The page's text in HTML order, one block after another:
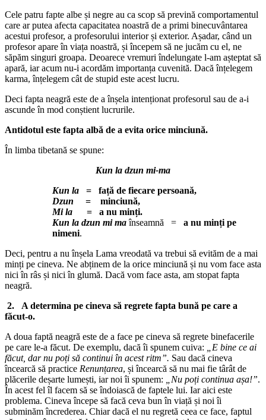
Cele patru fapte albe și negre au ca scop să prevină comportamentul
care ar putea afecta capacitatea noastră de a primi binecuvântarea
acestui profesor, a profesorului interior și exterior. Așadar, când un
profesor apare în viața noastră, și începem să ne jucăm cu el, ne
săpăm singuri groapa. Deoarece vremuri îndelungate l-am așteptat să
apară, iar acum nu-i acordăm importanța cuvenită. Dacă înțelegem
karma, înțelegem cât de stupid este acest lucru.
Deci fapta neagră este de a înșela intenționat profesorul sau de a-i
ascunde în mod conștient lucrurile.
Antidotul este fapta albă de a evita orice minciună.
În limba tibetană se spune:
Kun la dzun mi-ma
Kun la
= față de fiecare persoană,
Dzun = minciună,
Mi la = a nu minți.
Kun la dzun mi maînseamnă = a nu minți pe
nimeni.
Deci, pentru a nu înșela Lama vreodată va trebui să evităm de a mai
minți pe cineva. Ne abținem de la orice minciună și nu vom face asta
nici în râs și nici în glumă. Dacă vom face asta, am stopat fapta
neagră.
2. A determina pe cineva să regrete fapta bună pe care a
făcut-o.
A doua faptă neagră este de a face pe cineva să regrete binefacerile
pe care le-a făcut. De exemplu, dacă îi spunem cuiva:
„E bine ce ai
făcut, dar nu poți să continui în acest ritm”. Sau dacă cineva
încearcă să practice Renunțarea, și încearcă să nu mai fie târât de
plăcerile deșarte lumești, iar noi îi spunem:
„Nu poți continua așa!”.
În acest fel îl facem să se îndoiască de faptele lui. Iar aici este
problema. Cineva începe să facă ceva bun în viață și noi îi
subminăm încrederea. Chiar dacă el nu regretă ceea ce face, faptul